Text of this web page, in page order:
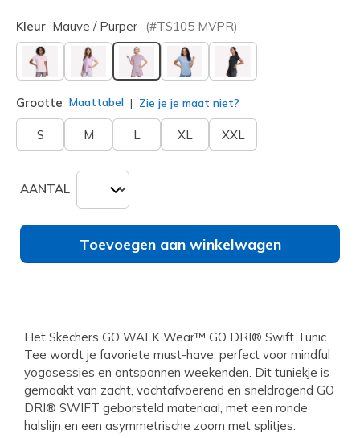
Kleur Mauve / Purper (#TS105 MVPR)
geselecteerd
Grootte Maattabel Zie je je maat niet?
S M L XL XXL
AANTAL
Toevoegen aan winkelwagen
Het Skechers GO WALK Wear™ GO DRI® Swift Tunic
Tee wordt je favoriete must-have, perfect voor mindful
yogasessies en ontspannen weekenden. Dit tuniekje is
gemaakt van zacht, vochtafvoerend en sneldrogend GO
DRI® SWIFT geborsteld materiaal, met een ronde
halslijn en een asymmetrische zoom met splitjes.